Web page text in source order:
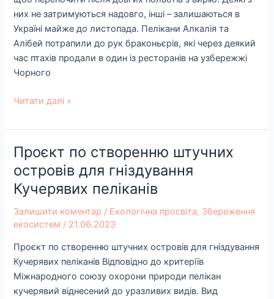
них не затримуються надовго, інші – залишаються в
Україні майже до листопада. Пелікани Алкалія та
Алібей потрапили до рук браконьєрів, які через деякий
час птахів продали в один із ресторанів на узбережжі
Чорного
Читати далі »
Проєкт по створенню штучних
островів для гніздування
Кучерявих пеліканів
Залишити коментар / Екологічна просвіта, Збереження
екосистем / 21.06.2023
Проєкт по створенню штучних островів для гніздування
Кучерявих пеліканів Відповідно до критеріїв
Міжнародного союзу охорони природи пелікан
кучерявий віднесений до уразливих видів. Вид
Проєкт
створенню
штучних
островів
для
Кучерявих
пеліканів